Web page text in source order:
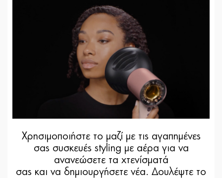
Χρησιμοποιήστε το μαζί με τις αγαπημένες
σας συσκευές styling με αέρα για να
ανανεώσετε τα χτενίσματά
σας και να δημιουργήσετε νέα. Δουλέψτε το